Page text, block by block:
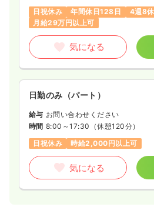
日祝休み
年間休日128日
4週8
月給29万円以上可
気になる
日勤のみ（パート）
給与 お問い合わせください
時間 8:00～17:30 （休憩120分）
日祝休み
時給2,000円以上可
気になる